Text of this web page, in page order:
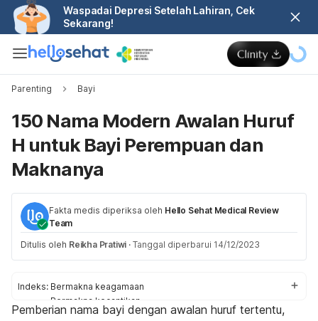
Waspadai Depresi Setelah Lahiran, Cek
Sekarang!
Parenting Bayi
150 Nama Modern Awalan Huruf
H untuk Bayi Perempuan dan
Maknanya
Fakta medis diperiksa oleh Hello Sehat Medical Review
Team
Ditulis oleh Reikha Pratiwi · Tanggal diperbarui 14/12/2023
Indeks: Bermakna keagamaan
Bermakna kecantikan
Bermakna cinta
Pemberian nama bayi dengan awalan huruf tertentu,